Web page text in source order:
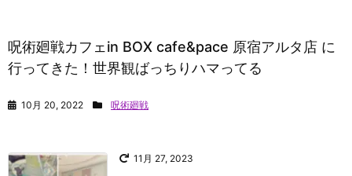
呪術廻戦カフェin BOX cafe&pace 原宿アルタ店 に
行ってきた！世界観ばっちりハマってる
10月 20, 2022 呪術廻戦
11月 27, 2023